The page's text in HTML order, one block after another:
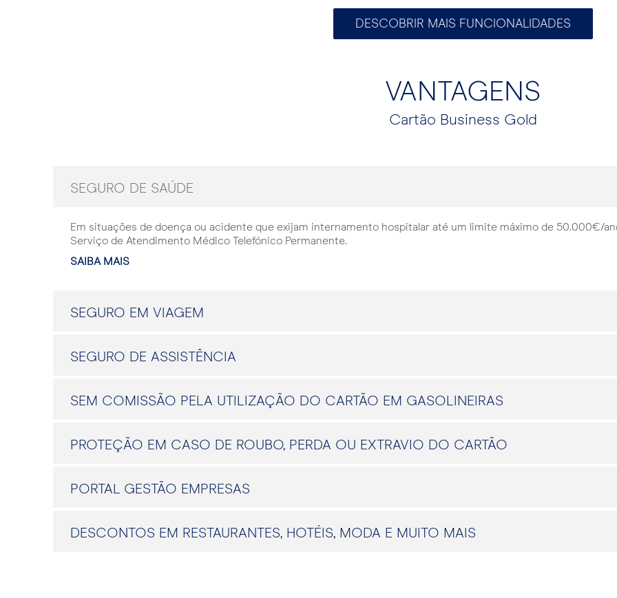
DESCOBRIR MAIS FUNCIONALIDADES
VANTAGENS
Cartão Business Gold
SEGURO DE SAÚDE
Em situações de doença ou acidente que exijam internamento hospitalar até um limite máximo de 50.000€/
Serviço de Atendimento Médico Telefónico Permanente.
SAIBA MAIS
SEGURO EM VIAGEM
SEGURO DE ASSISTÊNCIA
SEM COMISSÃO PELA UTILIZAÇÃO DO CARTÃO EM GASOLINEIRAS
PROTEÇÃO EM CASO DE ROUBO, PERDA OU EXTRAVIO DO CARTÃO
PORTAL GESTÃO EMPRESAS
DESCONTOS EM RESTAURANTES, HOTÉIS, MODA E MUITO MAIS